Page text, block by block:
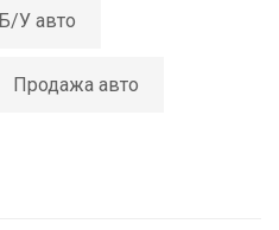
Б/У авто
Продажа авто